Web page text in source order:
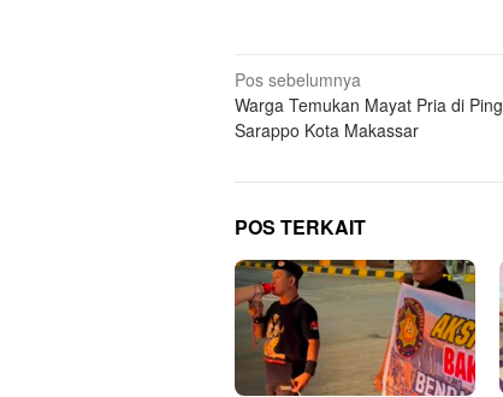
Navigasi
pos
Pos sebelumnya
Warga Temukan Mayat Pria di
Sarappo Kota Makassar
POS TERKAIT